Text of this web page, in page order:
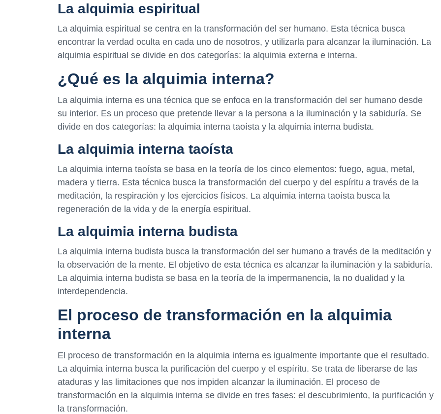
La alquimia espiritual
La alquimia espiritual se centra en la transformación del ser humano. Esta técnica busca
encontrar la verdad oculta en cada uno de nosotros, y utilizarla para alcanzar la iluminación. La
alquimia espiritual se divide en dos categorías: la alquimia externa e interna.
¿Qué es la alquimia interna?
La alquimia interna es una técnica que se enfoca en la transformación del ser humano desde
su interior. Es un proceso que pretende llevar a la persona a la iluminación y la sabiduría. Se
divide en dos categorías: la alquimia interna taoísta y la alquimia interna budista.
La alquimia interna taoísta
La alquimia interna taoísta se basa en la teoría de los cinco elementos: fuego, agua, metal,
madera y tierra. Esta técnica busca la transformación del cuerpo y del espíritu a través de la
meditación, la respiración y los ejercicios físicos. La alquimia interna taoísta busca la
regeneración de la vida y de la energía espiritual.
La alquimia interna budista
La alquimia interna budista busca la transformación del ser humano a través de la meditación y
la observación de la mente. El objetivo de esta técnica es alcanzar la iluminación y la sabiduría.
La alquimia interna budista se basa en la teoría de la impermanencia, la no dualidad y la
interdependencia.
El proceso de transformación en la alquimia
interna
El proceso de transformación en la alquimia interna es igualmente importante que el resultado.
La alquimia interna busca la purificación del cuerpo y el espíritu. Se trata de liberarse de las
ataduras y las limitaciones que nos impiden alcanzar la iluminación. El proceso de
transformación en la alquimia interna se divide en tres fases: el descubrimiento, la purificación y
la transformación.